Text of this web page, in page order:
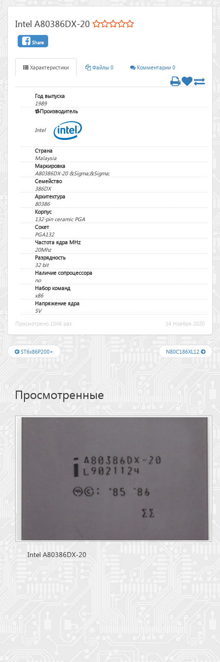
Intel A80386DX-20
Share
Характеристики Файлы 0 Комментарии 0
Год выпуска
1989
Производитель
Intel
Страна
Malaysia
Маркировка
A80386DX-20 &Sigma;&Sigma;
Семейство
386DX
Архитектура
80386
Корпус
132-pin ceramic PGA
Сокет
PGA132
Частота ядра MHz
20Mhz
Разрядность
32 bit
Наличие сопроцессора
no
Набор команд
x86
Напряжение ядра
5V
Просмотрено 1046 раз
14 Ноября 2020
ST6x86P200+ N80C186XL12
Просмотренные
Intel A80386DX-20